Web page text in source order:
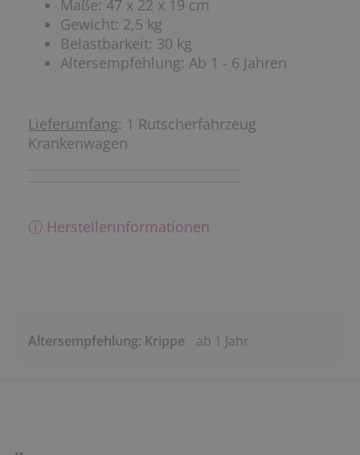
Maße: 47 x 22 x 19 cm
Gewicht: 2,5 kg
Belastbarkeit: 30 kg
Altersempfehlung: Ab 1 - 6 Jahren
Lieferumfang: 1 Rutscherfahrzeug
Krankenwagen
ⓘ Herstellerinformationen
Altersempfehlung: Krippe ab 1 Jahr